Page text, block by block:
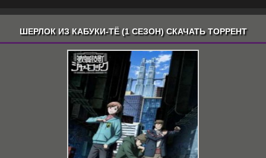
ШЕРЛОК ИЗ КАБУКИ-ТЁ (1 СЕЗОН) СКАЧАТЬ ТОРРЕНТ